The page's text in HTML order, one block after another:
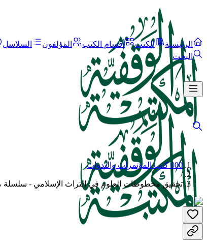
الرئيسية الكتب أقسام الكتب المؤلفون السلاسل
البحث
080 كتب المؤتمرات والندوات
/
تحقيق مخطوطات العلوم في التراث الإسلامي - سلسلة